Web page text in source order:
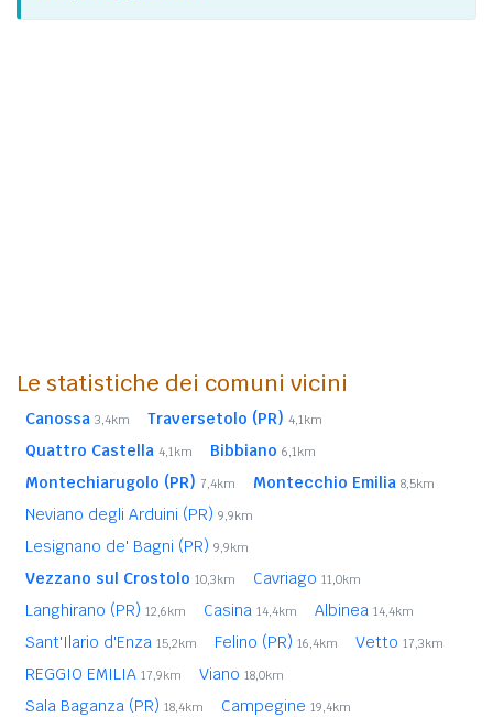
Le statistiche dei comuni vicini
Canossa 3,4km Traversetolo (PR) 4,1km
Quattro Castella 4,1km Bibbiano 6,1km
Montechiarugolo (PR) 7,4km Montecchio Emilia 8,5km
Neviano degli Arduini (PR) 9,9km
Lesignano de' Bagni (PR) 9,9km
Vezzano sul Crostolo 10,3km Cavriago 11,0km
Langhirano (PR) 12,6km Casina 14,4km Albinea 14,4km
Sant'Ilario d'Enza 15,2km Felino (PR) 16,4km Vetto 17,3km
REGGIO EMILIA 17,9km Viano 18,0km
Sala Baganza (PR) 18,4km Campegine 19,4km